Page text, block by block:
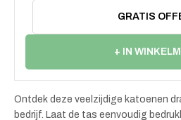
GRATIS
+ IN
Ontdek deze veelzijdige katoenen
bedrijf. Laat de tas eenvoudig